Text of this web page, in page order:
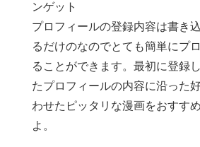
ンゲット
プロフィールの登録内容は書き
るだけのなのでとても簡単にプ
ることができます。最初に登録
たプロフィールの内容に沿った
わせたピッタリな漫画をおすす
よ。